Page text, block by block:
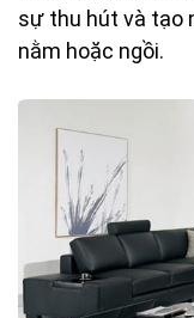
sự thu hút và tạo
nằm hoặc ngồi.